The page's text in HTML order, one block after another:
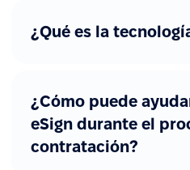
¿Qué es la
¿Cómo puede
eSign durante el
contratación?